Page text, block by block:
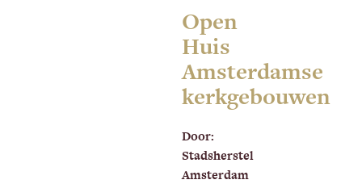
Open
Huis
Amsterdamse
kerkgebouwen
Door:
Stadsherstel
Amsterdam